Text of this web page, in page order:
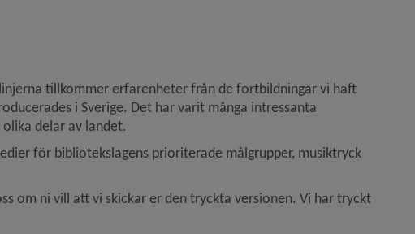
tillkommer erfarenheter från de fortbildningar vi haft
i Sverige. Det har varit många intressanta
delar av landet.
för bibliotekslagens prioriterade målgrupper, musiktryck
om ni vill att vi skickar er den tryckta versionen. Vi har tryckt